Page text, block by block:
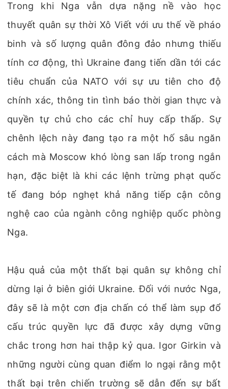
Trong khi Nga vẫn dựa nặng nề vào học
thuyết quân sự thời Xô Viết với ưu thế về pháo
binh và số lượng quân đông đảo nhưng thiếu
tính cơ động, thì Ukraine đang tiến dần tới các
tiêu chuẩn của NATO với sự ưu tiên cho độ
chính xác, thông tin tình báo thời gian thực và
quyền tự chủ cho các chỉ huy cấp thấp. Sự
chênh lệch này đang tạo ra một hố sâu ngăn
cách mà Moscow khó lòng san lấp trong ngắn
hạn, đặc biệt là khi các lệnh trừng phạt quốc
tế đang bóp nghẹt khả năng tiếp cận công
nghệ cao của ngành công nghiệp quốc phòng
Nga.
Hậu quả của một thất bại quân sự không chỉ
dừng lại ở biên giới Ukraine. Đối với nước Nga,
đây sẽ là một cơn địa chấn có thể làm sụp đổ
cấu trúc quyền lực đã được xây dựng vững
chắc trong hơn hai thập kỷ qua. Igor Girkin và
những người cùng quan điểm lo ngại rằng một
thất bại trên chiến trường sẽ dẫn đến sự bất